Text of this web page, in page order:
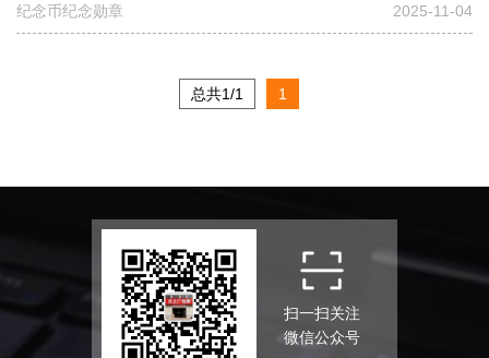
纪念币纪念勋章 2025-11-04
总共1/1 1
扫一扫关注
微信公众号